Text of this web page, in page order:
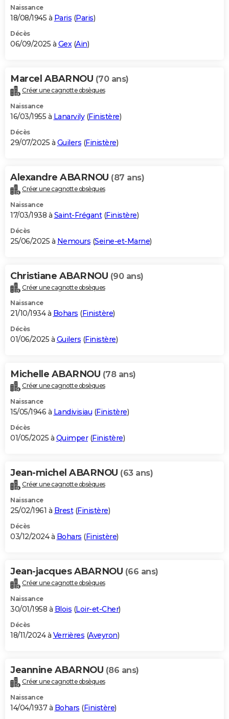
Dictionnaire
Biographies
Citations
Expressions
Proverbes
PROGRAMME TV
S'inscrire
Se connecter
Lycées
Collèges
Primaires
Universités
Entreprises
Service militaire
Avis de recherche
AVIS DE DÉCÈS
Bricolage
Lifestyle
Culture
Sport
Auto
Television
Voyage
Cinema
Naissance
18/08/1945 à Paris (Paris)
Décès
06/09/2025 à Gex(Ain)
Marcel ABARNOU (70 ans)
Créer une cagnotte obsèques
Naissance
16/03/1955 à Lanarvily(Finistère)
Décès
29/07/2025 à Guilers (Finistère)
Alexandre ABARNOU (87 ans)
Créer une cagnotte obsèques
Naissance
17/03/1938 à Saint-Frégant(Finistère)
Décès
25/06/2025 à Nemours (Seine-et-Marne)
Christiane ABARNOU (90 ans)
Créer une cagnotte obsèques
Naissance
21/10/1934 à Bohars (Finistère)
Décès
01/06/2025 à Guilers (Finistère)
Michelle ABARNOU (78 ans)
Créer une cagnotte obsèques
Naissance
15/05/1946 à Landivisiau (Finistère)
Décès
01/05/2025 à Quimper(Finistère)
Jean-michel ABARNOU (63 ans)
Créer une cagnotte obsèques
Naissance
25/02/1961 à Brest(Finistère)
Décès
03/12/2024 à Bohars (Finistère)
Jean-jacques ABARNOU (66 ans)
Créer une cagnotte obsèques
Naissance
30/01/1958 à Blois (Loir-et-Cher)
Décès
18/11/2024 à Verrières (Aveyron)
Jeannine ABARNOU (86 ans)
Créer une cagnotte obsèques
Naissance
14/04/1937 à Bohars (Finistère)